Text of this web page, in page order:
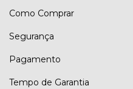
Como Comprar
Segurança
Pagamento
Tempo de Garantia